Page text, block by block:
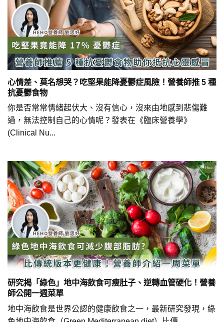
心情差、莫名想哭？吃堅果能降憂鬱症風險！營養師推 5 種
抗憂鬱食物
你是否常常情緒起伏大、沒有信心，沒來由地感到悲傷難
過，無法控制自己的心情呢？發表在《臨床營養學》
(Clinical Nu...
研究揭「綠色」地中海飲食可瘦肚子、逆轉血管硬化！營養
師公開一週菜單
地中海飲食是世界公認的健康飲食之一，最新研究發現，綠